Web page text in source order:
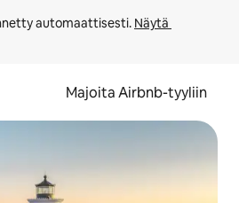
automaattisesti. Näytä
Majoita Airbnb-tyyliin